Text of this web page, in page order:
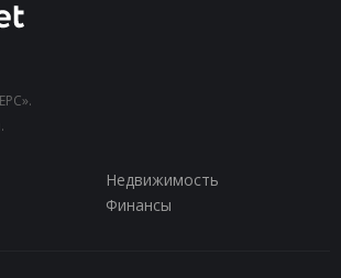
Недвижимость
Финансы